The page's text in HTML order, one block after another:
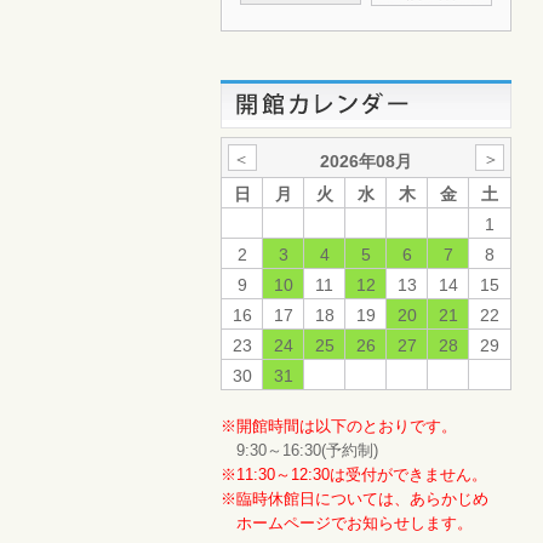
＜ 2026年08月
＞
日
月 火 水 木 金
土
1
2
3 4 5 6 7
8
9
10 11 12 13 14
15
16
17 18 19 20 21
22
23
24 25 26 27 28
29
30
31
※開館時間は以下のとおりです。
9:30～16:30(予約制)
※11:30～12:30は受付ができません。
※臨時休館日については、あらかじめ
ホームページでお知らせします。